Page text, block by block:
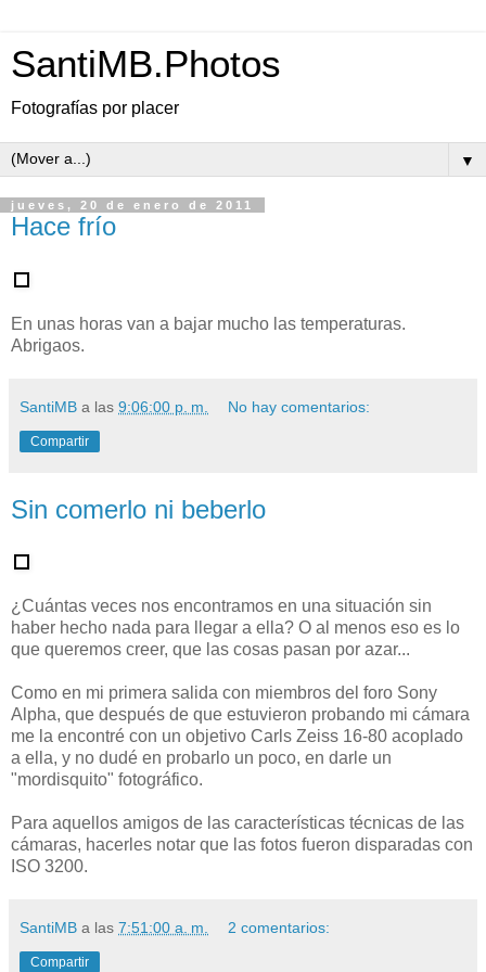
SantiMB.Photos
Fotografías por placer
▼
jueves, 20 de enero de 2011
Hace frío
En unas horas van a bajar mucho las temperaturas.
Abrigaos.
SantiMB a las 9:06:00 p. m. No hay comentarios:
Compartir
Sin comerlo ni beberlo
¿Cuántas veces nos encontramos en una situación sin
haber hecho nada para llegar a ella? O al menos eso es lo
que queremos creer, que las cosas pasan por azar...
Como en mi primera salida con miembros del foro Sony
Alpha, que después de que estuvieron probando mi cámara
me la encontré con un objetivo Carls Zeiss 16-80 acoplado
a ella, y no dudé en probarlo un poco, en darle un
"mordisquito" fotográfico.
Para aquellos amigos de las características técnicas de las
cámaras, hacerles notar que las fotos fueron disparadas con
ISO 3200.
SantiMB a las 7:51:00 a. m. 2 comentarios:
Compartir